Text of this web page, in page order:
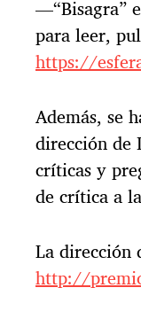
—“Bisagra”
para leer,
https://
Además, se
dirección de
críticas y
de crítica a
La dirección
http://